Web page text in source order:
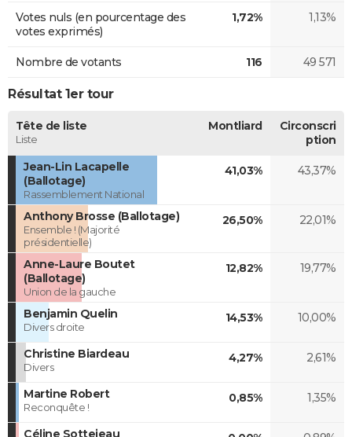
Votes nuls (en pourcentage des
votes exprimés)
1,72% 1,13%
Nombre de votants 116 49 571
Résultat 1er tour
Tête de liste
Liste
Montliard
Circonscri
ption
Jean-Lin Lacapelle
(Ballotage)
Rassemblement National
41,03% 43,37%
Anthony Brosse (Ballotage)
Ensemble ! (Majorité
présidentielle)
26,50% 22,01%
Anne-Laure Boutet
(Ballotage)
Union de la gauche
12,82% 19,77%
Benjamin Quelin
Divers droite
14,53% 10,00%
Christine Biardeau
Divers
4,27% 2,61%
Martine Robert
Reconquête !
0,85% 1,35%
Céline Sottejeau